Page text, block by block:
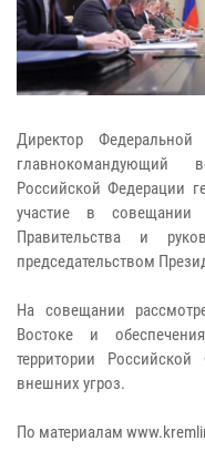
Директор
главнокомандующий
Российской Федерации
участие в совещании
Правительства и
председательством
На совещании
Востоке и
территории
внешних угроз.
По материалам